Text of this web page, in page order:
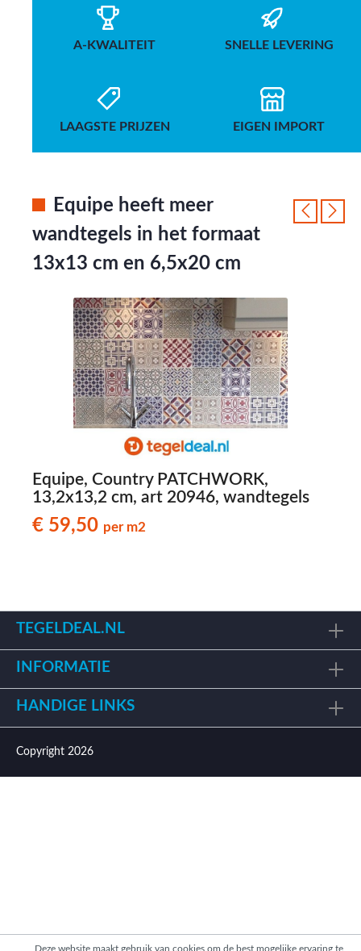
A-KWALITEIT SNELLE LEVERING
LAAGSTE PRIJZEN EIGEN IMPORT
Equipe heeft meer
wandtegels in het formaat
13x13 cm en 6,5x20 cm
Equipe, Country PATCHWORK,
13,2x13,2 cm, art 20946, wandtegels
€ 59,50 per m2
TEGELDEAL.NL
INFORMATIE
HANDIGE LINKS
Copyright 2026
Deze website maakt gebruik van cookies om de best mogelijke ervaring te